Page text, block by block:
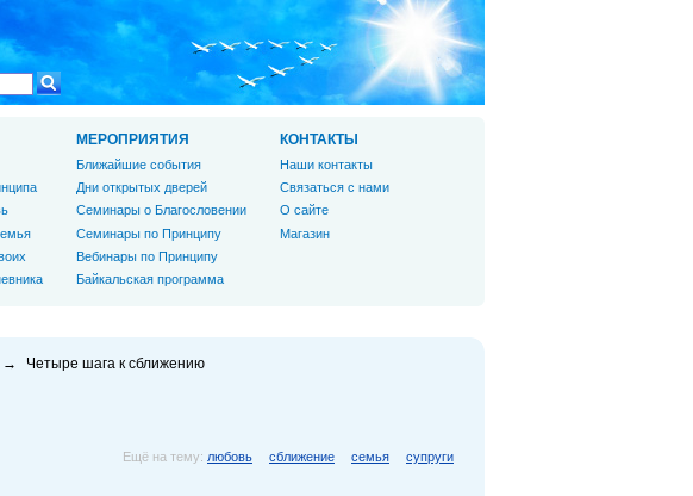
→ Четыре шага к сближению
Ещё на тему: любовь сближение семья супруги
МЕРОПРИЯТИЯ
Ближайшие события
Дни открытых дверей
Семинары о Благословении
Семинары по Принципу
Вебинары по Принципу
Байкальская программа
КОНТАКТЫ
Наши контакты
Связаться с нами
О сайте
Магазин